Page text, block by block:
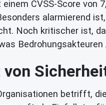
CVSS-Score von
Noch kritischer ist,
betrifft,